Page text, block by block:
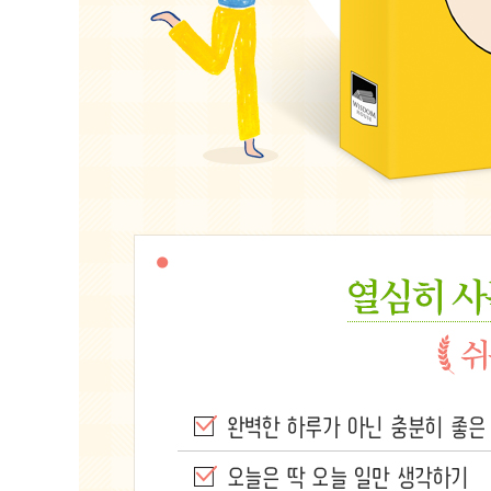
ㆍ작은 성취의 경험을 쌓아가기 181
ㆍ조금 두려워해도 괜찮다고 말해주기 185
ㆍ중립적으로 말하는 연습하기 188
ㆍ안 되는 일도 있다는 걸 담담히 받아들이기 192
5장. 당신은 그저 행복하면 된다
ㆍ힘들 때 혼자서 버티려고 하지 않기 199
ㆍ이따금 나에게 좋은 경험을 선물하기 210
ㆍ내 취미에 가격을 매기지 않기 214
ㆍ그저 사소한 친절과 웃음을 나누기 218
ㆍ받아들여야 할 충고와 무시해야 할 비난을 구분하기
ㆍ기브 앤 테이크에 너무 연연하지 말기 237
6장. 내일은 더 빛날 거예요